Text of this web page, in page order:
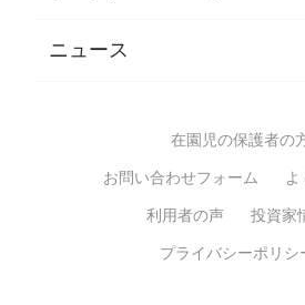
バイリンガル保育園
スポーツ保育園
モンテッソーリ式保育園
STEAMS保育・学童
SDGsについて
ニュース
在園児の保護者の
お問い合わせフォーム よ
利用者の声 投資家
プライバシーポリシ